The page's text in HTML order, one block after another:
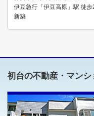
伊豆急行「伊豆高原」駅 徒
新築
初台の不動産・マン